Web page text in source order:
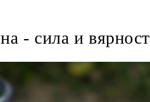
- сила и вярност